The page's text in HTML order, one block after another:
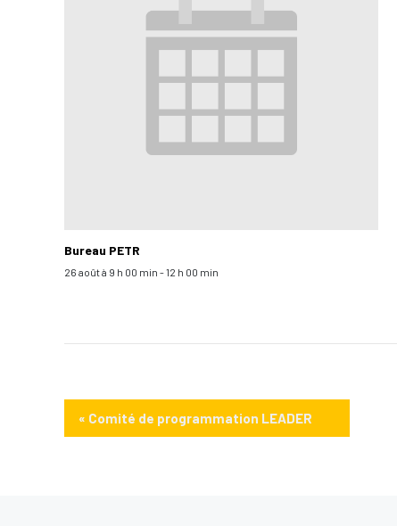
Bureau PETR
26 août à 9 h 00 min -12 h 00 min
« Comité de programmation LEADER